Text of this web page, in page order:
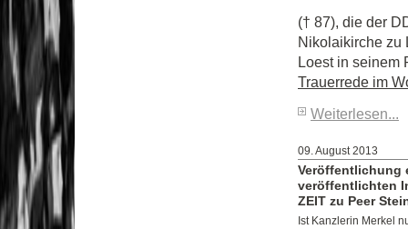
(† 87), die der
Nikolaikirche zu
Loest in seinem
Trauerrede im
Weiterlesen...
09. August 2013
Veröffentlichung
veröffentlichten
ZEIT zu Peer
Ist Kanzlerin Merkel